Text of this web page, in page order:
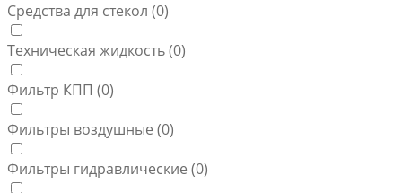
Средства для стекол (0)
Техническая жидкость (0)
Фильтр КПП (0)
Фильтры воздушные (0)
Фильтры гидравлические (0)